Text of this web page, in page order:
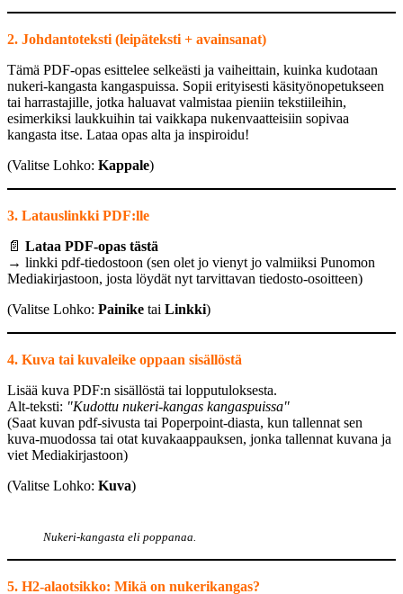
2. Johdantoteksti (leipäteksti + avainsanat)
Tämä PDF-opas esittelee selkeästi ja vaiheittain, kuinka kudotaan
nukeri-kangasta kangaspuissa. Sopii erityisesti käsityönopetukseen
tai harrastajille, jotka haluavat valmistaa pieniin tekstiileihin,
esimerkiksi laukkuihin tai vaikkapa nukenvaatteisiin sopivaa
kangasta itse. Lataa opas alta ja inspiroidu!
(Valitse Lohko: Kappale)
3. Latauslinkki PDF:lle
📄 Lataa PDF-opas tästä
→ linkki pdf-tiedostoon (sen olet jo vienyt jo valmiiksi Punomon
Mediakirjastoon, josta löydät nyt tarvittavan tiedosto-osoitteen)
(Valitse Lohko: Painike tai Linkki)
4. Kuva tai kuvaleike oppaan sisällöstä
Lisää kuva PDF:n sisällöstä tai lopputuloksesta.
Alt-teksti: "Kudottu nukeri-kangas kangaspuissa"
(Saat kuvan pdf-sivusta tai Poperpoint-diasta, kun tallennat sen
kuva-muodossa tai otat kuvakaappauksen, jonka tallennat kuvana ja
viet Mediakirjastoon)
(Valitse Lohko: Kuva)
Nukeri-kangasta eli poppanaa.
5. H2-alaotsikko: Mikä on nukerikangas?